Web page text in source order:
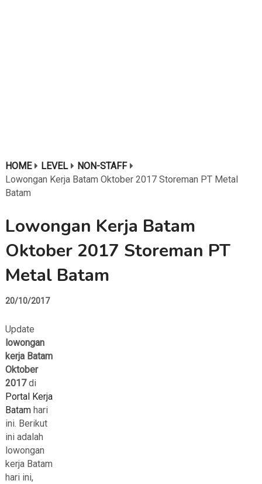
HOME LEVEL
NON-STAFF
Lowongan Kerja Batam Oktober 2017 Storeman PT Metal
Batam
Lowongan Kerja Batam
Oktober 2017 Storeman PT
Metal Batam
20/10/2017
Update
lowongan
kerja Batam
Oktober
2017di
Portal Kerja
Batamhari
ini. Berikut
ini adalah
lowongan
kerja Batam
hari ini,